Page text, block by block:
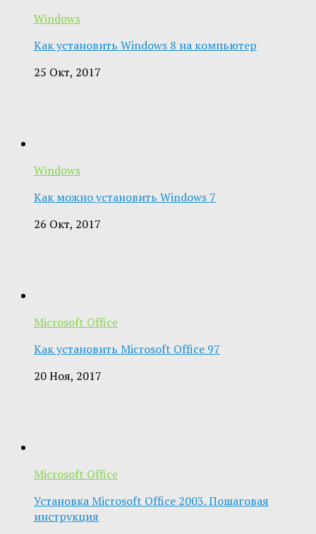
Windows
Как установить Windows 8 на компьютер
25 Окт, 2017
Windows
Как можно установить Windows 7
26 Окт, 2017
Microsoft Office
Как установить Microsoft Office 97
20 Ноя, 2017
Microsoft Office
Установка Microsoft Office 2003. Пошаговая
инструкция